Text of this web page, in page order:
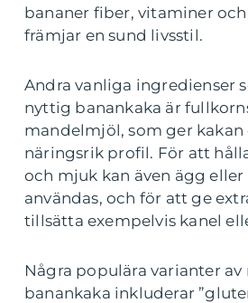
bananer fiber, vitaminer
främjar en sund livsstil.
Andra vanliga ingredienser
nyttig banankaka är
mandelmjöl, som ger kakan
näringsrik profil. För att
och mjuk kan även ägg
användas, och för att ge
tillsätta exempelvis kanel
Några populära varianter
banankaka inkluderar